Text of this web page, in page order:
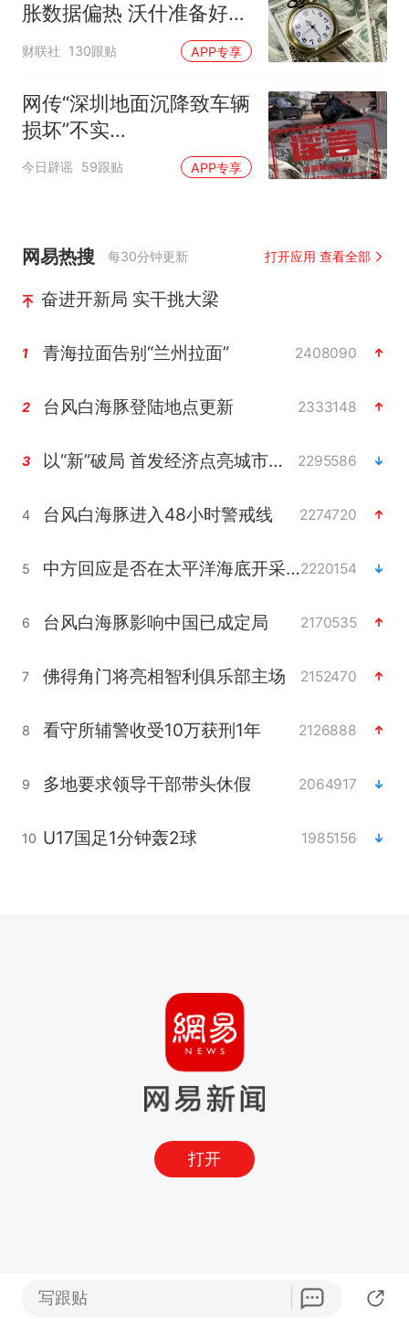
胀数据偏热 沃什准备好加
息
财联社 130跟贴 APP专享
网传“深圳地面沉降致车辆
损坏”不实
（2026·08·06）
今日辟谣 59跟贴 APP专享
网易热搜 每30分钟更新 打开应用 查看全部
奋进开新局 实干挑大梁
1 青海拉面告别“兰州拉面” 2408090
2 台风白海豚登陆地点更新 2333148
3 以“新”破局 首发经济点亮城市消费活力 2295586
4 台风白海豚进入48小时警戒线 2274720
5 中方回应是否在太平洋海底开采稀土2220154
6 台风白海豚影响中国已成定局 2170535
7 佛得角门将亮相智利俱乐部主场 2152470
8 看守所辅警收受10万获刑1年 2126888
9 多地要求领导干部带头休假 2064917
10 U17国足1分钟轰2球 1985156
打开
写跟贴